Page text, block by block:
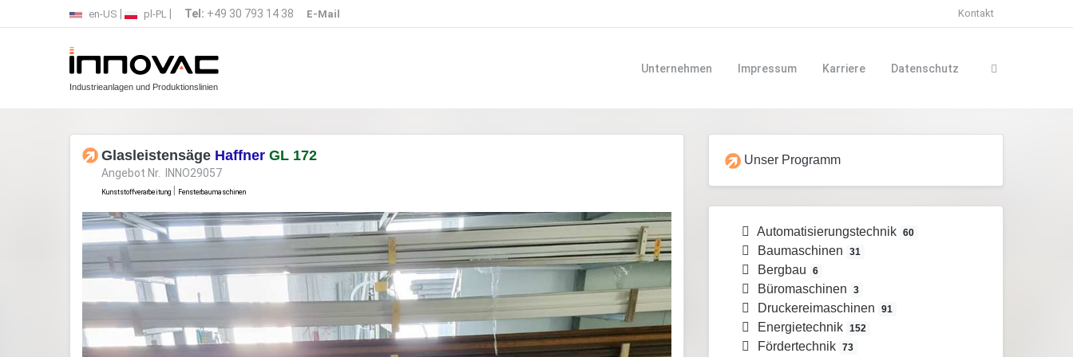
en-US pl-PL Tel: +49 30 793 14 38 E-Mail Kontakt
Industrieanlagen und Produktionslinien
Unternehmen Impressum Karriere Datenschutz
Glasleistensäge Haffner GL 172
Angebot Nr. INNO29057
Kunststoffverarbeitung Fensterbaumaschinen
Unser Programm
Automatisierungstechnik 60
Baumaschinen 31
Bergbau 6
Büromaschinen 3
Druckereimaschinen 91
Energietechnik 152
Fördertechnik 73